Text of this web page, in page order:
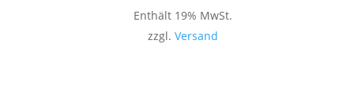
Enthält 19% MwSt.
zzgl. Versand